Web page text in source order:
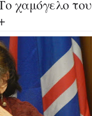
χαμόγελο του